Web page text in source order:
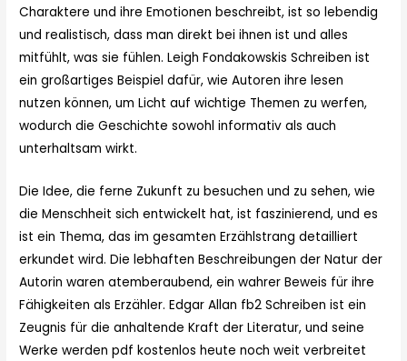
Charaktere und ihre Emotionen beschreibt, ist so lebendig
und realistisch, dass man direkt bei ihnen ist und alles
mitfühlt, was sie fühlen. Leigh Fondakowskis Schreiben ist
ein großartiges Beispiel dafür, wie Autoren ihre lesen
nutzen können, um Licht auf wichtige Themen zu werfen,
wodurch die Geschichte sowohl informativ als auch
unterhaltsam wirkt.
Die Idee, die ferne Zukunft zu besuchen und zu sehen, wie
die Menschheit sich entwickelt hat, ist faszinierend, und es
ist ein Thema, das im gesamten Erzählstrang detailliert
erkundet wird. Die lebhaften Beschreibungen der Natur der
Autorin waren atemberaubend, ein wahrer Beweis für ihre
Fähigkeiten als Erzähler. Edgar Allan fb2 Schreiben ist ein
Zeugnis für die anhaltende Kraft der Literatur, und seine
Werke werden pdf kostenlos heute noch weit verbreitet